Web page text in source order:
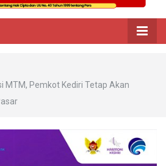
MTM, Pemkot Kediri Tetap Akan